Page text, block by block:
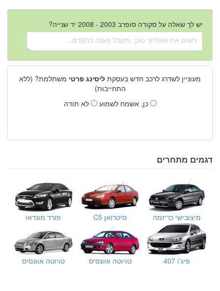
יש לך שאלה על סקודה סופרב 2003 - 2008 יד שנייה?
מעוניין לשדרג לרכב חדש בעסקת ליסינג פרטי משתלמת? (ללא
התחייבות)
כן, אשמח לשמוע
לא תודה
דגמים מתחרים
מיצובישי כריזמה סיטרואן C5 פורד מונדאו
פיג'ו 407 טויוטה אוונסיס טויוטה אוונסיס